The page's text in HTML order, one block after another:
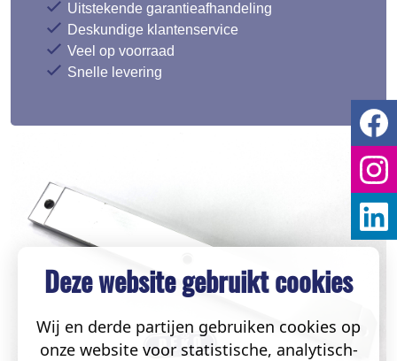
Uitstekende garantieafhandeling
Deskundige klantenservice
Veel op voorraad
Snelle levering
Deze website gebruikt cookies
Wij en derde partijen gebruiken cookies op
onze website voor statistische, analytisch-